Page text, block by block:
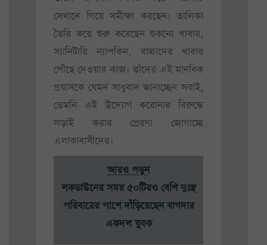
সেখানে গিয়ে সমীক্ষা করছেন। তালিকা
তৈরি করে শুরু করেছেন শুকনো খাবার,
স্যানিটারি ন্যাপকিন, বাচ্চাদের খাবার
পৌঁছে দেওয়ার কাজ। তাঁদের এই মানবিক
প্রয়াসকে যেমন সাধুবাদ জানাচ্ছেন সবাই,
তেমনি এই উদ্যোগ করোনার বিরুদ্ধে
লড়াই করার প্রেরণা জোগাচ্ছে
এলাকাবাসীদের।
আরও পড়ুন
লকডাউনের সময় ৫০টিরও বেশি দুঃস্থ
পরিবারের পাশে দাঁড়িয়েছেন বাগদার
একদল যুবক